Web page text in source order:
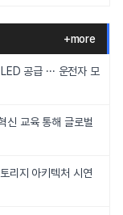
+more
공급 ··· 운전자 모
신 교육 통해 글로벌
리지 아키텍처 시연